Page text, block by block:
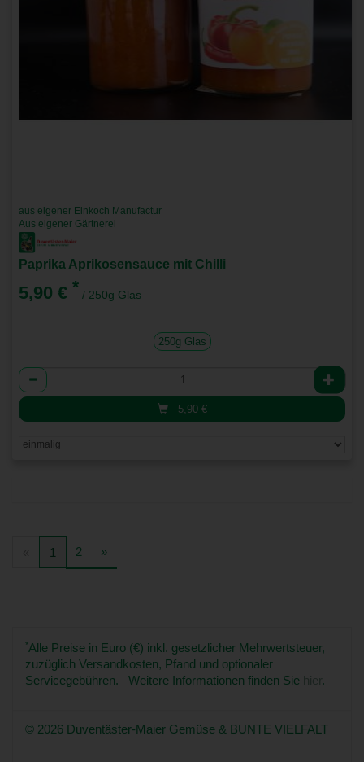
aus eigener Einkoch Manufactur
Aus eigener Gärtnerei
Paprika Aprikosensauce mit Chilli
5,90 € * / 250g Glas
250g Glas
Anzahl
5,90 €
1 2 »
*Alle Preise in Euro (€) inkl. gesetzlicher Mehrwertsteuer,
zuzüglich Versandkosten, Pfand und optionaler
Servicegebühren. Weitere Informationen finden Sie hier.
© 2026 Duventäster-Maier Gemüse & BUNTE VIELFALT